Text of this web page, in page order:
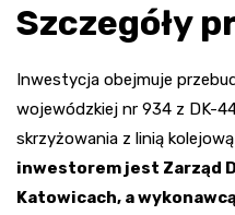
Szczegóły
Inwestycja obejmuje
wojewódzkiej nr 934 z DK-
skrzyżowania z linią
inwestorem jest Zarząd
Katowicach, a wykonawcą